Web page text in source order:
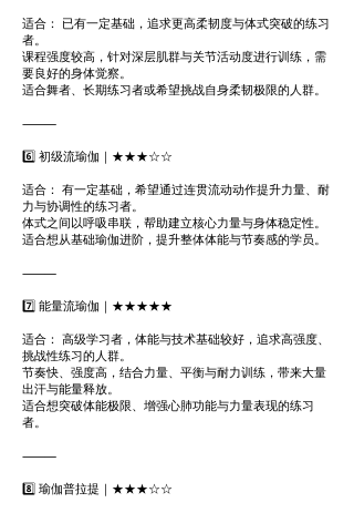
适合： 已有一定基础，追求更高柔韧度与体式突破的练习
者。
课程强度较高，针对深层肌群与关节活动度进行训练，需
要良好的身体觉察。
适合舞者、长期练习者或希望挑战自身柔韧极限的人群。
⸻
6️⃣ 初级流瑜伽｜★★★☆☆
适合： 有一定基础，希望通过连贯流动动作提升力量、耐
力与协调性的练习者。
体式之间以呼吸串联，帮助建立核心力量与身体稳定性。
适合想从基础瑜伽进阶，提升整体体能与节奏感的学员。
⸻
7️⃣ 能量流瑜伽｜★★★★★
适合： 高级学习者，体能与技术基础较好，追求高强度、
挑战性练习的人群。
节奏快、强度高，结合力量、平衡与耐力训练，带来大量
出汗与能量释放。
适合想突破体能极限、增强心肺功能与力量表现的练习
者。
⸻
8️⃣ 瑜伽普拉提｜★★★☆☆